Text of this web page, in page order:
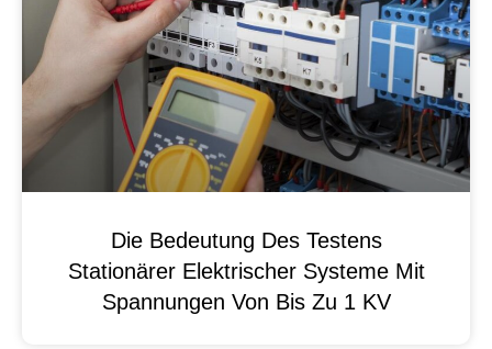
Die Bedeutung Des Testens
Stationärer Elektrischer Systeme Mit
Spannungen Von Bis Zu 1 KV